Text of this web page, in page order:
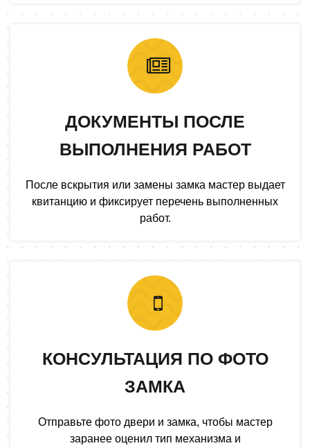
ДОКУМЕНТЫ ПОСЛЕ
ВЫПОЛНЕНИЯ РАБОТ
После вскрытия или замены замка мастер выдает
квитанцию и фиксирует перечень выполненных
работ.
КОНСУЛЬТАЦИЯ ПО ФОТО
ЗАМКА
Отправьте фото двери и замка, чтобы мастер
заранее оценил тип механизма и